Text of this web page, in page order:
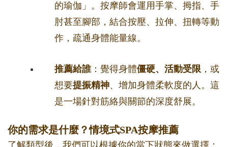
的瑜伽」。按摩師會運用手掌、拇指、手
肘甚至腳部，結合按壓、拉伸、扭轉等動
作，疏通身體能量線。
推薦給誰：覺得身體僵硬、活動受限 ，或
想要提振精神、增加身體柔軟度的人。這
是一場針對筋絡與關節的深度舒展。
你的需求是什麼？情境式SPA按摩推薦